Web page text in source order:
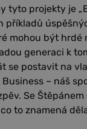
projekty je
příkladů
mohou být hrdé
generaci k
se postavit na
– náš
Se
to znamená